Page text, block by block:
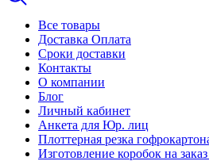
Все товары
Доставка Оплата
Сроки доставки
Контакты
О компании
Блог
Личный кабинет
Анкета для Юр. лиц
Плоттерная резка
Изготовление коробок на